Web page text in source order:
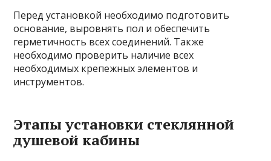
Перед установкой необходимо подготовить
основание, выровнять пол и обеспечить
герметичность всех соединений. Также
необходимо проверить наличие всех
необходимых крепежных элементов и
инструментов.
Этапы установки стеклянной
душевой кабины